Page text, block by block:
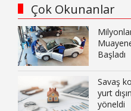
Çok Okunanlar
Başladı
Savaş
yurt
yöneldi